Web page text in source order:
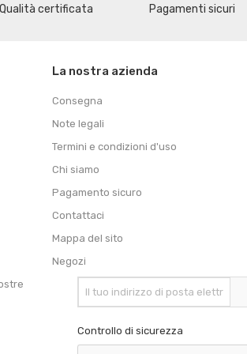
Qualità certificata Pagamenti sicuri
La nostra azienda
Consegna
Note legali
Termini e condizioni d'uso
Chi siamo
Pagamento sicuro
Contattaci
Mappa del sito
Negozi
Controllo di sicurezza